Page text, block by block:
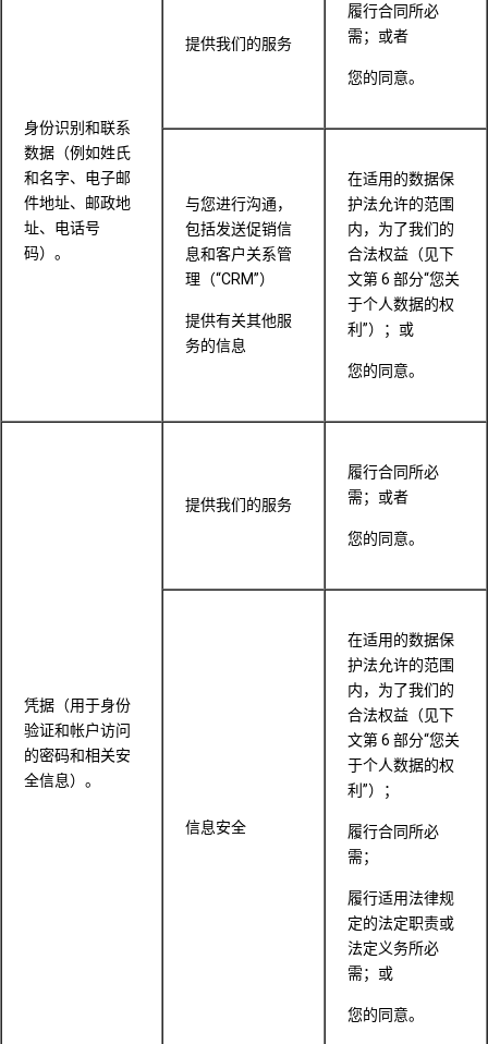
身份识别和联系
数据（例如姓氏
和名字、电子邮
件地址、邮政地
址、电话号
码）。
提供我们的服务
履行合同所必
需；或者
您的同意。
与您进行沟通，
包括发送促销信
息和客户关系管
理（“CRM”）
提供有关其他服
务的信息
在适用的数据保
护法允许的范围
内，为了我们的
合法权益（见下
文第 6 部分“您关
于个人数据的权
利”）；或
您的同意。
凭据（用于身份
验证和帐户访问
的密码和相关安
全信息）。
提供我们的服务
履行合同所必
需；或者
您的同意。
信息安全
在适用的数据保
护法允许的范围
内，为了我们的
合法权益（见下
文第 6 部分“您关
于个人数据的权
利”）；
履行合同所必
需；
履行适用法律规
定的法定职责或
法定义务所必
需；或
您的同意。